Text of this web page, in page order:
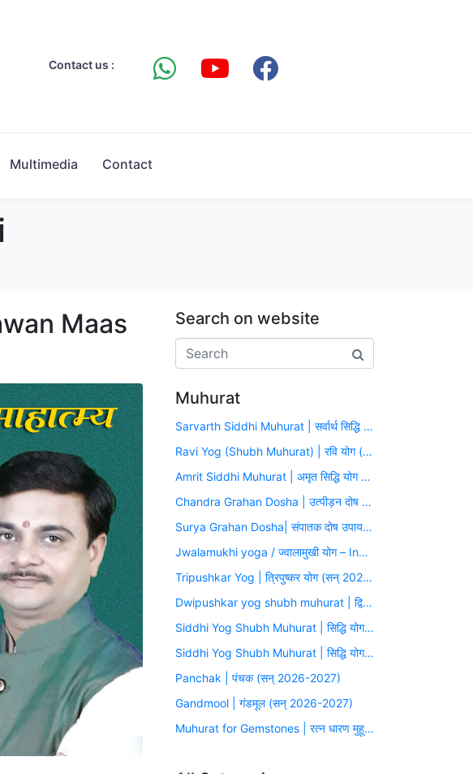
Contact us :
Multimedia Contact
Maas
Search on website
Muhurat
Sarvarth Siddhi Muhurat | सर्वार्थ सिद्धि योग (सन् 2026-2027)
Ravi Yog (Shubh Muhurat) | रवि योग (सन् 2026-2027)
Amrit Siddhi Muhurat | अमृत सिद्धि योग (सन् 2026-2027)
Chandra Grahan Dosha | उत्पीड़न दोष उपाय मुहूर्त (सन् 2026-2027)
Surya Grahan Dosha| संपातक दोष उपाय मुहूर्त (सन् 2026-2027)
Jwalamukhi yoga / ज्वालामुखी योग – Inauspicious Yoga
Tripushkar Yog | त्रिपुष्कर योग (सन् 2026-2027)
Dwipushkar yog shubh muhurat | द्विपुष्कर योग (सन् 2026-2027)
Siddhi Yog Shubh Muhurat | सिद्धि योग (सन् 2026-2027)
Siddhi Yog Shubh Muhurat | सिद्धि योग (सन् 2026-2027)
Panchak | पंचक (सन् 2026-2027)
Gandmool | गंडमूल (सन् 2026-2027)
Muhurat for Gemstones | रत्न धारण मुहूर्त (सन् 2026-2027)